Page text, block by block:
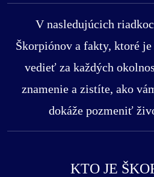
V nasledujúcich
Škorpiónov a fakty, ktoré
vedieť za každých
znamenie a zistíte, ako
dokáže pozmeniť
KTO JE